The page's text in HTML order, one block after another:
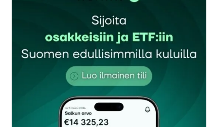
Sähköpostiosoitettasi ei julkaista.Pakolliset
kentät on merkitty*
Kommentti*